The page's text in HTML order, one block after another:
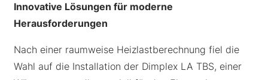
Innovative Lösungen für moderne
Herausforderungen
Nach einer raumweise Heizlastberechnung fiel die
Wahl auf die Installation der Dimplex LA TBS, einer